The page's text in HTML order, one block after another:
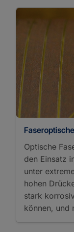
Optische
den Einsatz
unter
hohen
stark
können, und